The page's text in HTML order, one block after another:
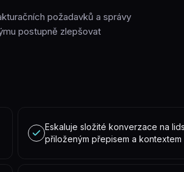
požadavků a správy
postupně zlepšovat
Eskaluje složité konverzace na
přiloženým přepisem a kontextem